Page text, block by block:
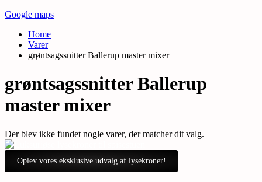
Google maps
Home
Varer
grøntsagssnitter Ballerup master mixer
grøntsagssnitter Ballerup
master mixer
Der blev ikke fundet nogle varer, der matcher dit valg.
Oplev vores eksklusive udvalg af lysekroner!